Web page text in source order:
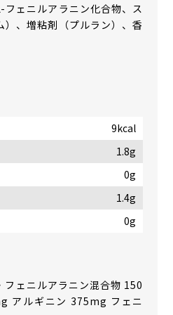
ェニルアラニン化合物、ス
）、増粘剤（プルラン）、香
9kcal
1.8g
0g
1.4g
0g
フェニルアラニン混合物 150
アルギニン 375mg フェニ